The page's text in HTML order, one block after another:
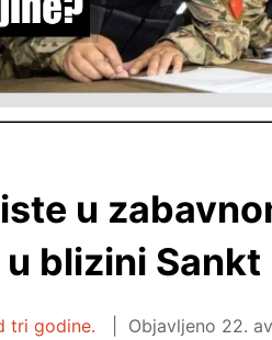
u
blizini Sankt
tri godine. Objavljeno 22.